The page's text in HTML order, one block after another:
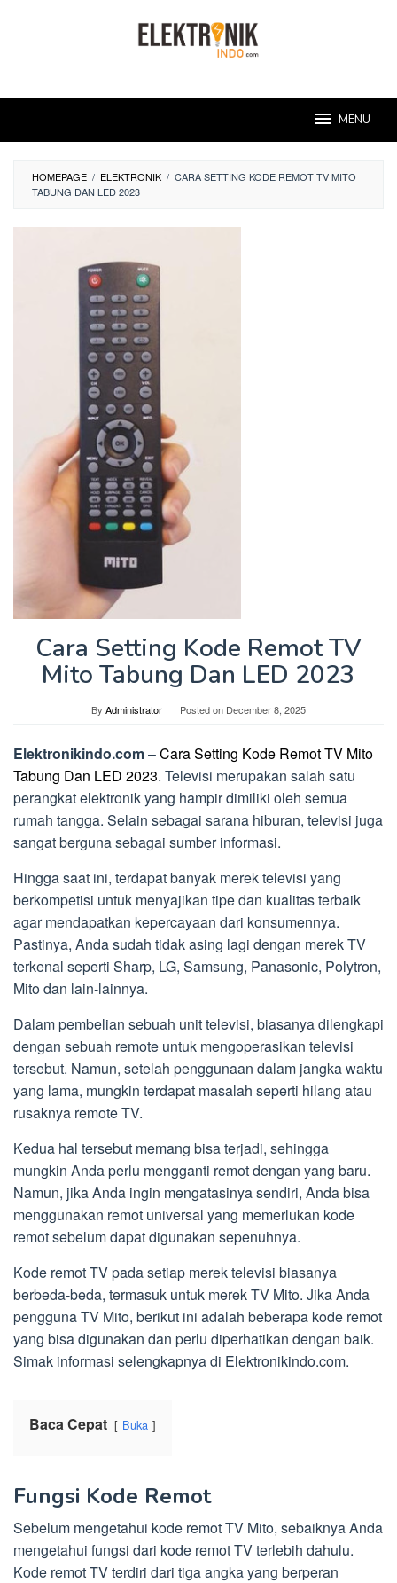
MENU
HOMEPAGE / ELEKTRONIK / CARA SETTING KODE REMOT TV MITO
TABUNG DAN LED 2023
Cara Setting Kode Remot TV
Mito Tabung Dan LED 2023
By Administrator Posted on December 8, 2025
Elektronikindo.com–Cara Setting Kode Remot TV Mito
Tabung Dan LED 2023. Televisi merupakan salah satu
perangkat elektronik yang hampir dimiliki oleh semua
rumah tangga. Selain sebagai sarana hiburan, televisi juga
sangat berguna sebagai sumber informasi.
Hingga saat ini, terdapat banyak merek televisi yang
berkompetisi untuk menyajikan tipe dan kualitas terbaik
agar mendapatkan kepercayaan dari konsumennya.
Pastinya, Anda sudah tidak asing lagi dengan merek TV
terkenal seperti Sharp, LG, Samsung, Panasonic, Polytron,
Mito dan lain-lainnya.
Dalam pembelian sebuah unit televisi, biasanya dilengkapi
dengan sebuah remote untuk mengoperasikan televisi
tersebut. Namun, setelah penggunaan dalam jangka waktu
yang lama, mungkin terdapat masalah seperti hilang atau
rusaknya remote TV.
Kedua hal tersebut memang bisa terjadi, sehingga
mungkin Anda perlu mengganti remot dengan yang baru.
Namun, jika Anda ingin mengatasinya sendiri, Anda bisa
menggunakan remot universal yang memerlukan kode
remot sebelum dapat digunakan sepenuhnya.
Kode remot TV pada setiap merek televisi biasanya
berbeda-beda, termasuk untuk merek TV Mito. Jika Anda
pengguna TV Mito, berikut ini adalah beberapa kode remot
yang bisa digunakan dan perlu diperhatikan dengan baik.
Simak informasi selengkapnya di Elektronikindo.com.
Baca Cepat Buka
Fungsi Kode Remot
Sebelum mengetahui kode remot TV Mito, sebaiknya Anda
mengetahui fungsi dari kode remot TV terlebih dahulu.
Kode remot TV terdiri dari tiga angka yang berperan